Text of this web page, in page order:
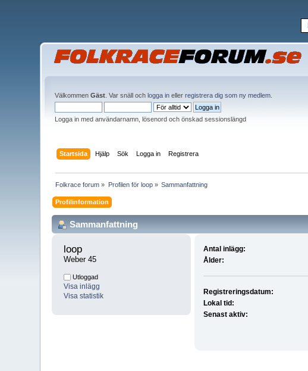
VälkommenGäst . Var snäll ochlogga in ellerregistrera dig som ny medlem
Logga in med användarnamn, lösenord och önskad sessionslängd
Startsida Hjälp Sök Logga in Registrera
Folkrace forum » Profilen för loop» Sammanfattning
Profilinformation
Sammanfattning
loop
Weber 45
Utloggad
Visa inlägg
Visa statistik
Antal inlägg:
Ålder:
Registreringsdatum:
Lokal tid:
Senast aktiv: